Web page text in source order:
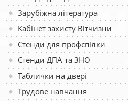
Зарубіжна література
Кабінет захисту Вітчизни
Стенди для профспілки
Стенди ДПА та ЗНО
Таблички на двері
Трудове навчання